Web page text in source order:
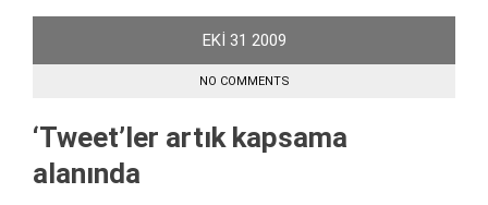
EKI 31 2009
NO COMMENTS
‘Tweet’ler artık kapsama
alanında